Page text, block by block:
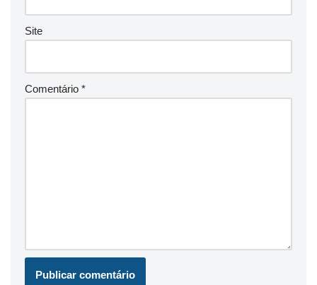
Site
Comentário *